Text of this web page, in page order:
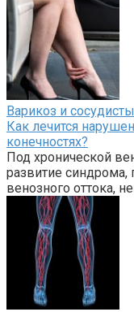
Варикоз и
Как лечится
конечностях?
Под хронической
развитие синдрома,
венозного оттока,